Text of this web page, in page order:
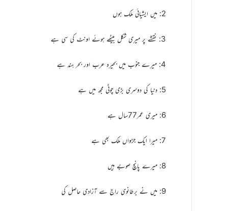
2: میں ایشیائی ملک ہوں
3: نقشے پر میری شکل بیٹھے ہوئے اونٹ کی سی ہے
4: میرے جنوب میں بحیرہ عرب اور بحر ہند ہے
5: دنیا کی دوسری بڑی چوٹی مجھ میں ہے
6: میری عمر77سال ہے
7: میرا ایک جڑواں ملک بھی ہے
8: میرے پانچ صوبے ہیں
9: میں نے برطانوی راج سے آزادی حاصل کی